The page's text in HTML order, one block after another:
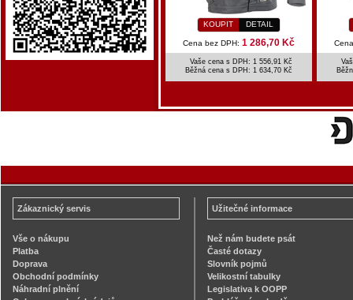
KOUPIT DETAIL
Cena bez DPH: 1 286,70 Kč
Vaše cena s DPH: 1 556,91 Kč
Běžná cena s DPH: 1 634,70 Kč
Zákaznický servis
Vše o nákupu
Platba
Doprava
Obchodní podmínky
Náhradní plnění
Užitečné informace
Než nám budete psát
Časté dotazy
Slovník pojmů
Velikostní tabulky
Legislativa k OOPP